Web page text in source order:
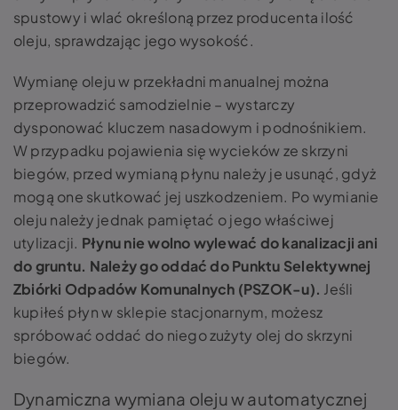
spustowy i wlać określoną przez producenta ilość
oleju, sprawdzając jego wysokość.
Wymianę oleju w przekładni manualnej można
przeprowadzić samodzielnie – wystarczy
dysponować kluczem nasadowym i podnośnikiem.
W przypadku pojawienia się wycieków ze skrzyni
biegów, przed wymianą płynu należy je usunąć, gdyż
mogą one skutkować jej uszkodzeniem. Po wymianie
oleju należy jednak pamiętać o jego właściwej
utylizacji. Płynu nie wolno wylewać do kanalizacji ani
do gruntu. Należy go oddać do Punktu Selektywnej
Zbiórki Odpadów Komunalnych (PSZOK-u). Jeśli
kupiłeś płyn w sklepie stacjonarnym, możesz
spróbować oddać do niego zużyty olej do skrzyni
biegów.
Dynamiczna wymiana oleju w automatycznej